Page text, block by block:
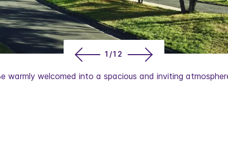
warmly welcomed into a spacious and inviting
1/12